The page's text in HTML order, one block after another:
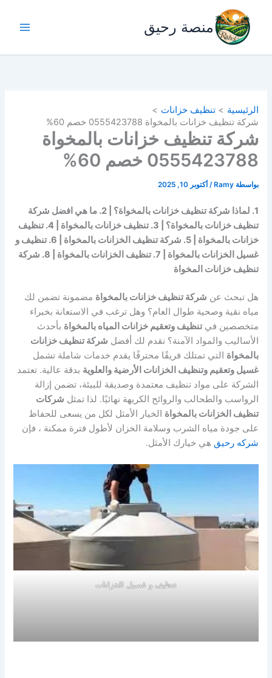
المحتوى
منصة رحيق
الرئيسية
تنظيف خزانات
شركة تنظيف خزانات بالمخواة 0555423788 خصم 60%
شركة تنظيف خزانات بالمخواة
0555423788 خصم 60%
بواسطة Ramy
/ أكتوبر 10, 2025
1. لماذا شركة تنظيف خزانات بالمخواة؟ | 2. ما هي افضل شركة
تنظيف خزانات بالمخواة؟ | 3. تنظيف خزانات بالمخواة | 4. تنظيف
خزانات بالمخواة | 5. شركة تنظيف الخزانات بالمخواة | 6. تنظيف و
غسيل الخزانات بالمخواة | 7. تنظيف الخزانات بالمخواة | 8. شركة
تنظيف خزانات المخواة
هل تبحث عن شركة تنظيف خزانات بالمخواة مضمونة تضمن لك
مياه نقية وصحية طوال العام؟ وهل ترغب في الاستعانة بخبراء
متخصصين فيتنظيف وتعقيم خزانات المياه بالمخواة بأحدث
الأساليب والمواد الآمنة؟ نقدم لك أفضل شركة تنظيف خزانات
بالمخواة التي تمتلك فريقًا محترفًا يقدم خدمات شاملة تشمل
غسيل وتعقيم وتنظيف الخزانات الأرضية والعلوية بدقة عالية. تعتمد
الشركة على مواد تنظيف معتمدة وصديقة للبيئة، تضمن إزالة
الرواسب والطحالب والروائح الكريهة نهائيًا. لذا تمثل شركات
تنظيف الخزانات بالمخواة الخيار الأمثل لكل من يسعى للحفاظ
على جودة مياه الشرب وسلامة الخزان لأطول فترة ممكنة ، فإن
شركه رحيق هي خيارك الأمثل.
تنظيف و غسيل الخزانات